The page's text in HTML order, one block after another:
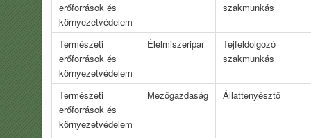
erőforrások és
környezetvédelem
szakmunkás
Természeti
erőforrások és
környezetvédelem
Élelmiszeripar
Tejfeldolgozó
szakmunkás
Természeti
erőforrások és
környezetvédelem
Mezőgazdaság Állattenyésztő